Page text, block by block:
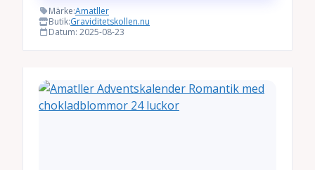
Märke:Amatller
Butik:Graviditetskollen.nu
Datum: 2025-08-23